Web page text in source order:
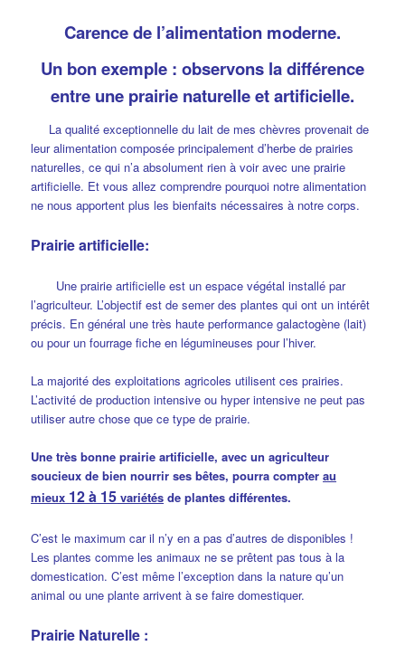
Carence de l’alimentation moderne.
Un bon exemple : observons la différence
entre une prairie naturelle et artificielle.
La qualité exceptionnelle du lait de mes chèvres provenait de
leur alimentation composée principalement d’herbe de prairies
naturelles, ce qui n’a absolument rien à voir avec une prairie
artificielle. Et vous allez comprendre pourquoi notre alimentation
ne nous apportent plus les bienfaits nécessaires à notre corps.
Prairie artificielle:
Une prairie artificielle est un espace végétal installé par
l’agriculteur. L’objectif est de semer des plantes qui ont un intérêt
précis. En général une très haute performance galactogène (lait)
ou pour un fourrage fiche en légumineuses pour l’hiver.
La majorité des exploitations agricoles utilisent ces prairies.
L’activité de production intensive ou hyper intensive ne peut pas
utiliser autre chose que ce type de prairie.
Une très bonne prairie artificielle, avec un agriculteur
soucieux de bien nourrir ses bêtes, pourra compterau
mieux 12 à 15 variétés de plantes différentes.
C’est le maximum car il n’y en a pas d’autres de disponibles !
Les plantes comme les animaux ne se prêtent pas tous à la
domestication. C’est même l’exception dans la nature qu’un
animal ou une plante arrivent à se faire domestiquer.
Prairie Naturelle :